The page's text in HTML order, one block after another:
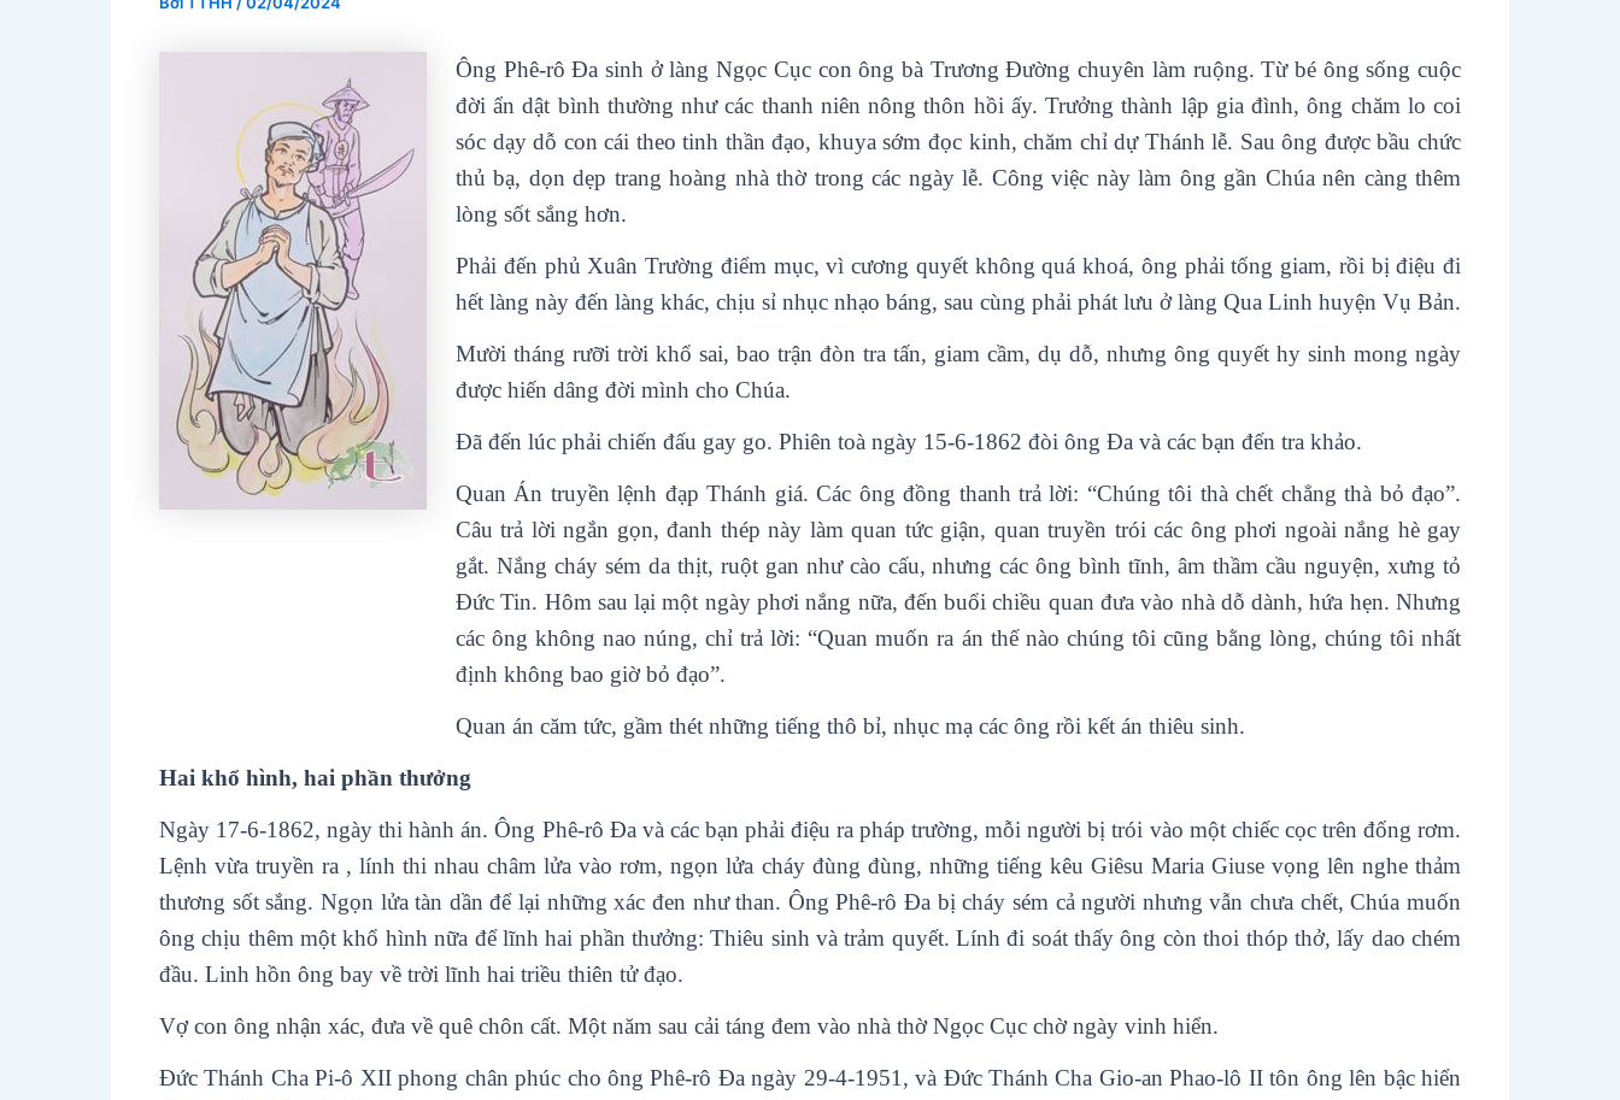
Ông Phê-rô Đa sinh ở làng Ngọc Cục con ông bà Trương Đường chuyên làm ruộng. Từ bé ông sống cuộc
đời ẩn dật bình thường như các thanh niên nông thôn hồi ấy. Trưởng thành lập gia đình, ông chăm lo coi
sóc dạy dỗ con cái theo tinh thần đạo, khuya sớm đọc kinh, chăm chỉ dự Thánh lễ. Sau ông được bầu chức
thủ bạ, dọn dẹp trang hoàng nhà thờ trong các ngày lễ. Công việc này làm ông gần Chúa nên càng thêm
lòng sốt sắng hơn.
Phải đến phủ Xuân Trường điểm mục, vì cương quyết không quá khoá, ông phải tống giam, rồi bị điệu đi
hết làng này đến làng khác, chịu sỉ nhục nhạo báng, sau cùng phải phát lưu ở làng Qua Linh huyện Vụ Bản.
Mười tháng rưỡi trời khổ sai, bao trận đòn tra tấn, giam cầm, dụ dỗ, nhưng ông quyết hy sinh mong ngày
được hiến dâng đời mình cho Chúa.
Đã đến lúc phải chiến đấu gay go. Phiên toà ngày 15-6-1862 đòi ông Đa và các bạn đến tra khảo.
Quan Án truyền lệnh đạp Thánh giá. Các ông đồng thanh trả lời: “Chúng tôi thà chết chẳng thà bỏ đạo”.
Câu trả lời ngắn gọn, đanh thép này làm quan tức giận, quan truyền trói các ông phơi ngoài nắng hè gay
gắt. Nắng cháy sém da thịt, ruột gan như cào cấu, nhưng các ông bình tĩnh, âm thầm cầu nguyện, xưng tỏ
Đức Tin. Hôm sau lại một ngày phơi nắng nữa, đến buổi chiều quan đưa vào nhà dỗ dành, hứa hẹn. Nhưng
các ông không nao núng, chỉ trả lời: “Quan muốn ra án thế nào chúng tôi cũng bằng lòng, chúng tôi nhất
định không bao giờ bỏ đạo”.
Quan án căm tức, gầm thét những tiếng thô bỉ, nhục mạ các ông rồi kết án thiêu sinh.
Hai khổ hình, hai phần thưởng
Ngày 17-6-1862, ngày thi hành án. Ông Phê-rô Đa và các bạn phải điệu ra pháp trường, mỗi người bị trói vào một chiếc cọc trên đống rơm.
Lệnh vừa truyền ra , lính thi nhau châm lửa vào rơm, ngọn lửa cháy đùng đùng, những tiếng kêu Giêsu Maria Giuse vọng lên nghe thảm
thương sốt sắng. Ngọn lửa tàn dần để lại những xác đen như than. Ông Phê-rô Đa bị cháy sém cả người nhưng vẫn chưa chết, Chúa muốn
ông chịu thêm một khổ hình nữa để lĩnh hai phần thưởng: Thiêu sinh và trảm quyết. Lính đi soát thấy ông còn thoi thóp thở, lấy dao chém
đầu. Linh hồn ông bay về trời lĩnh hai triều thiên tử đạo.
Vợ con ông nhận xác, đưa về quê chôn cất. Một năm sau cải táng đem vào nhà thờ Ngọc Cục chờ ngày vinh hiển.
Đức Thánh Cha Pi-ô XII phong chân phúc cho ông Phê-rô Đa ngày 29-4-1951, và Đức Thánh Cha Gio-an Phao-lô II tôn ông lên bậc hiển